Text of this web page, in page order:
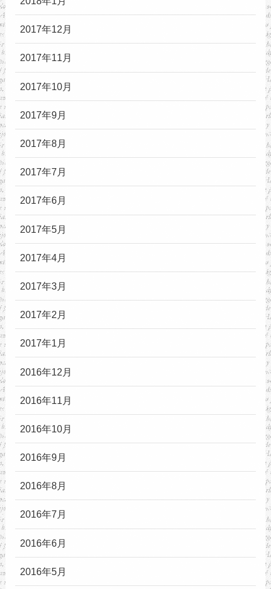
2017年12月
2017年11月
2017年10月
2017年9月
2017年8月
2017年7月
2017年6月
2017年5月
2017年4月
2017年3月
2017年2月
2017年1月
2016年12月
2016年11月
2016年10月
2016年9月
2016年8月
2016年7月
2016年6月
2016年5月